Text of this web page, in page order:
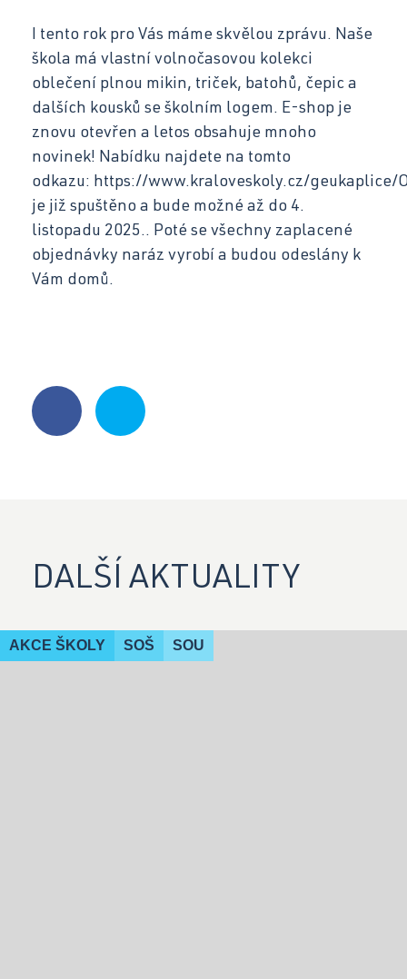
Opravář zemědělských strojů
Mechanik opravář motorových vozidel
Kuchař-číšník
Bezpečnostní služby
Úvodní třídní schůzky
Kontakt
Virtuální prohlídka
Bakaláři SOŠ
Schránka důvěry
I tento rok pro Vás máme skvělou zprávu. Naše
škola má vlastní volnočasovou kolekci
oblečení plnou mikin, triček, batohů, čepic a
dalších kousků se školním logem. E-shop je
znovu otevřen a letos obsahuje mnoho
novinek! Nabídku najdete na tomto
odkazu: https://www.kraloveskoly.cz/geukaplice/
je již spuštěno a bude možné až do 4.
listopadu 2025.. Poté se všechny zaplacené
objednávky naráz vyrobí a budou odeslány k
Vám domů.
DALŠÍ AKTUALITY
AKCE ŠKOLY SOŠ SOU